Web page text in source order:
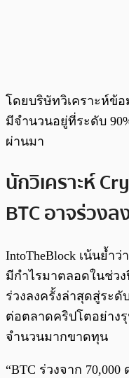
โดยบริษัทวิเคราะห์ข้
มีจำนวนอยู่ที่ระดับ
ผ่านมา
นักวิเคราะห์
BTC อาจร่วง
IntoTheBlock เน้นย้ำ
มีกำไรมาตลอดในช่วง
ร่วงลงครั้งล่าสุดสู่ระดั
ต่อตลาดคริปโตอย่าง
จำนวนมากขาดทุน
“BTC ร่วงจาก